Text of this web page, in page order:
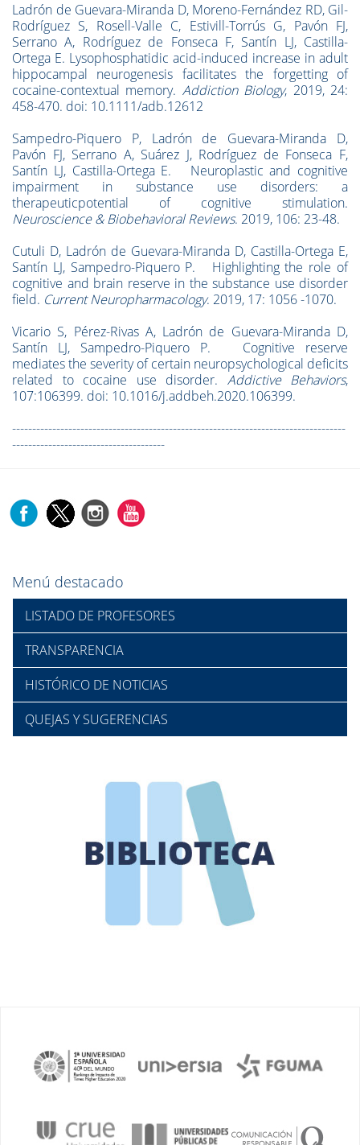
Ladrón de Guevara-Miranda D, Moreno-Fernández RD, Gil-
Rodríguez S, Rosell-Valle C, Estivill-Torrús G, Pavón FJ,
Serrano A, Rodríguez de Fonseca F, Santín LJ, Castilla-
Ortega E. Lysophosphatidic acid-induced increase in adult
hippocampal neurogenesis facilitates the forgetting of
cocaine-contextual memory. Addiction Biology, 2019, 24:
458-470. doi: 10.1111/adb.12612
Sampedro-Piquero P, Ladrón de Guevara-Miranda D,
Pavón FJ, Serrano A, Suárez J, Rodríguez de Fonseca F,
Santín LJ, Castilla-Ortega E. Neuroplastic and cognitive
impairment in substance use disorders: a
therapeuticpotential of cognitive stimulation.
Neuroscience & Biobehavioral Reviews. 2019, 106: 23-48.
Cutuli D, Ladrón de Guevara-Miranda D, Castilla-Ortega E,
Santín LJ, Sampedro-Piquero P. Highlighting the role of
cognitive and brain reserve in the substance use disorder
field. Current Neuropharmacology. 2019, 17: 1056 -1070.
Vicario S, Pérez-Rivas A, Ladrón de Guevara-Miranda D,
Santín LJ, Sampedro-Piquero P. Cognitive reserve
mediates the severity of certain neuropsychological deficits
related to cocaine use disorder. Addictive Behaviors,
107:106399. doi: 10.1016/j.addbeh.2020.106399.
-----------------------------------------------------------------------------------
--------------------------------------
Menú destacado
LISTADO DE PROFESORES
TRANSPARENCIA
HISTÓRICO DE NOTICIAS
QUEJAS Y SUGERENCIAS